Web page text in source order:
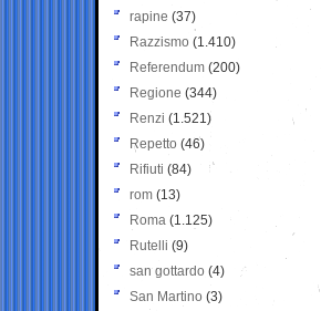
rapine (37)
Razzismo (1.410)
Referendum (200)
Regione (344)
Renzi (1.521)
Repetto (46)
Rifiuti (84)
rom (13)
Roma (1.125)
Rutelli (9)
san gottardo (4)
San Martino (3)